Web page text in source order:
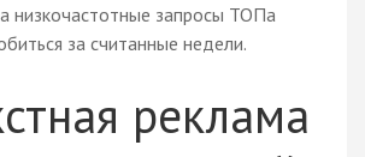
низкочастотные запросы ТОПа
за считанные недели.
реклама